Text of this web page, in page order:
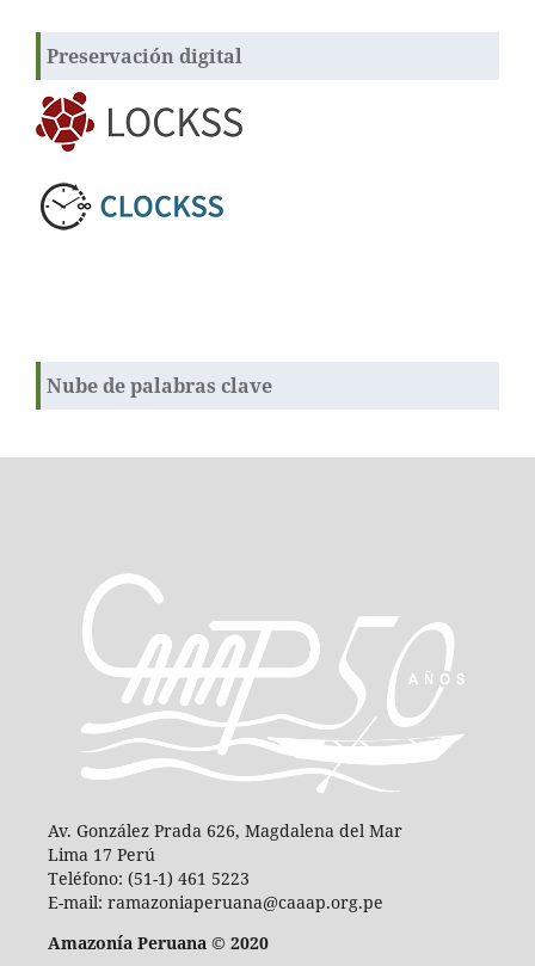
Preservación digital
Nube de palabras clave
Av. González Prada 626, Magdalena del Mar
Lima 17 Perú
Teléfono: (51-1) 461 5223
E-mail: ramazoniaperuana@caaap.org.pe
Amazonía Peruana © 2020